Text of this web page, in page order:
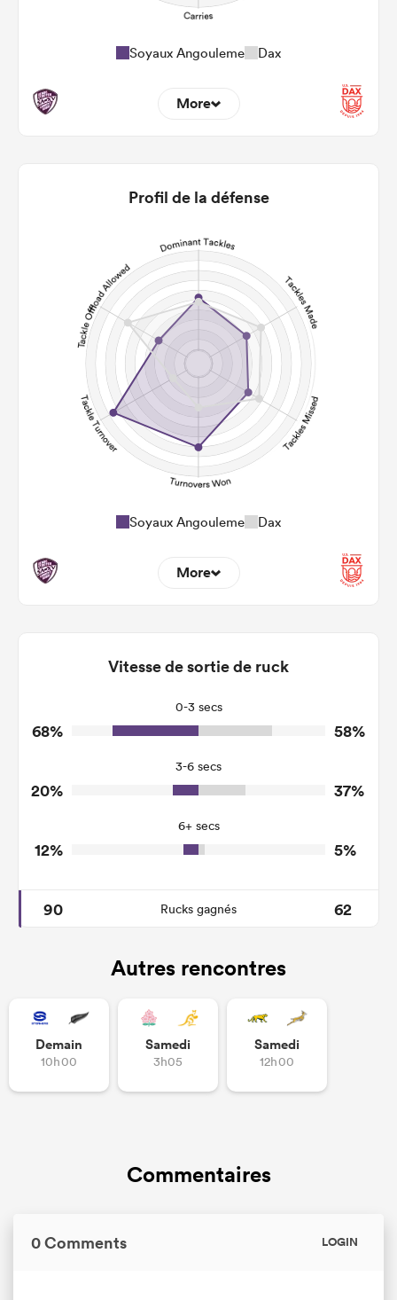
Soyaux Angouleme Dax
More
22m Conversion
Carries
Kicks
Post Contact Meters
Profil de la défense
Soyaux Angouleme Dax
More
Tackles Made
Tackles Missed
9
4
5
1
Tackle Offload Allowed
Vitesse de sortie de ruck
0-3 secs
68% 58%
3-6 secs
20% 37%
6+ secs
12% 5%
90 Rucks gagnés 62
Autres rencontres
Demain
10h00
Samedi
3h05
Samedi
12h00
Commentaires
0 Comments LOGIN